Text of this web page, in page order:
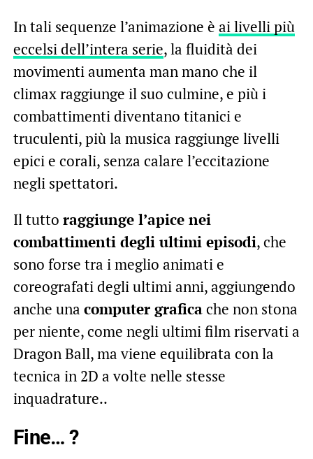
In tali sequenze l’animazione è ai livelli più
eccelsi dell’intera serie, la fluidità dei
movimenti aumenta man mano che il
climax raggiunge il suo culmine, e più i
combattimenti diventano titanici e
truculenti, più la musica raggiunge livelli
epici e corali, senza calare l’eccitazione
negli spettatori.
Il tutto raggiunge l’apice nei
combattimenti degli ultimi episodi, che
sono forse tra i meglio animati e
coreografati degli ultimi anni, aggiungendo
anche una computer graficache non stona
per niente, come negli ultimi film riservati a
Dragon Ball, ma viene equilibrata con la
tecnica in 2D a volte nelle stesse
inquadrature..
Fine… ?